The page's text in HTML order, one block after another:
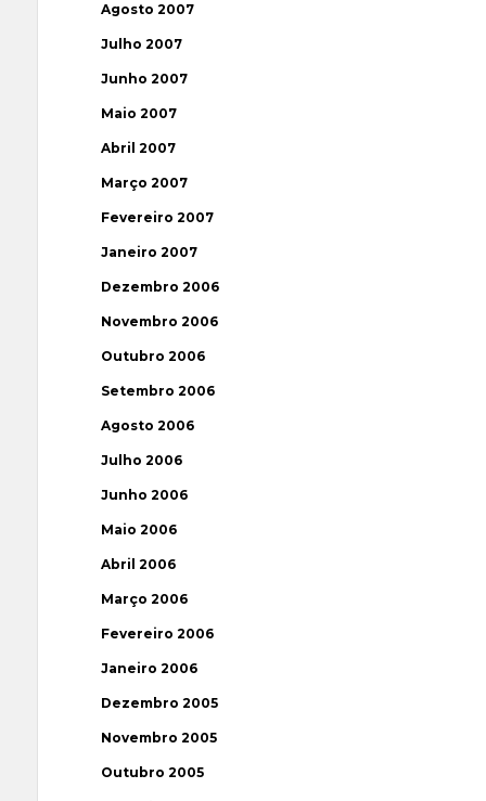
Agosto 2007
Julho 2007
Junho 2007
Maio 2007
Abril 2007
Março 2007
Fevereiro 2007
Janeiro 2007
Dezembro 2006
Novembro 2006
Outubro 2006
Setembro 2006
Agosto 2006
Julho 2006
Junho 2006
Maio 2006
Abril 2006
Março 2006
Fevereiro 2006
Janeiro 2006
Dezembro 2005
Novembro 2005
Outubro 2005